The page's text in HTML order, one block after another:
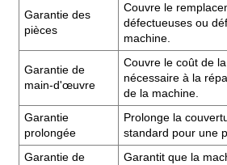
Garantie des
pièces
Couvre le
défectueuses ou
machine.
Garantie de
main-d'œuvre
Couvre le coût de
nécessaire à la
de la machine.
Garantie
prolongée
Prolonge la
standard pour une
Garantie de
Garantit que la